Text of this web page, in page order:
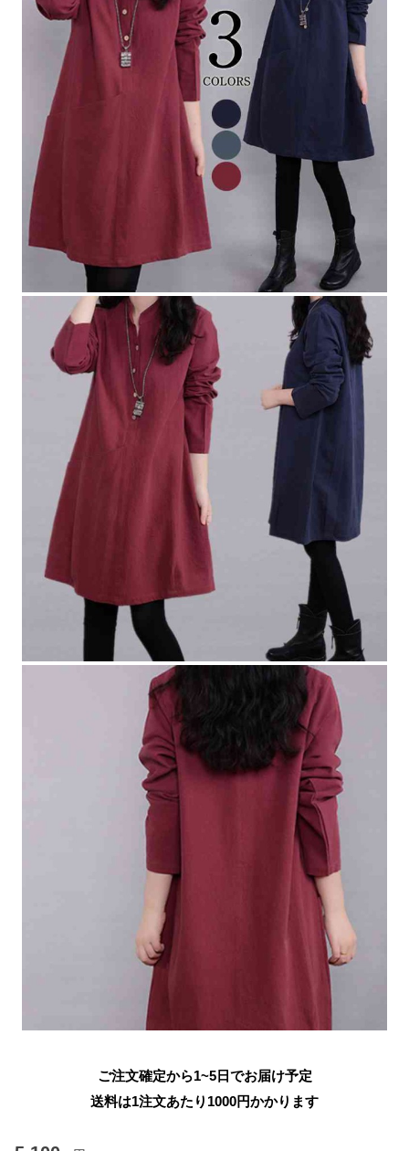
ご注文確定から1~5日でお届け予定
送料は1注文あたり 1000円かかります